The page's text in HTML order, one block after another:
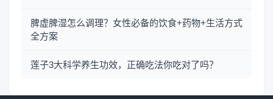
脾虚脾湿怎么调理？女性必备的饮食+药物+生活方式
全方案
莲子3大科学养生功效，正确吃法你吃对了吗？